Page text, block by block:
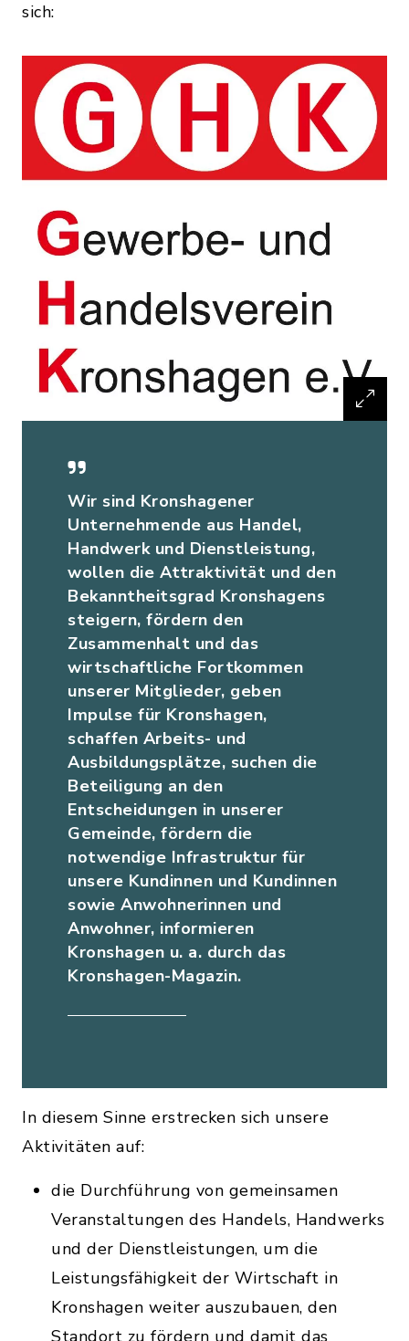
sich:
Wir sind Kronshagener
Unternehmende aus Handel,
Handwerk und Dienstleistung,
wollen die Attraktivität und den
Bekanntheitsgrad Kronshagens
steigern, fördern den
Zusammenhalt und das
wirtschaftliche Fortkommen
unserer Mitglieder, geben
Impulse für Kronshagen,
schaffen Arbeits- und
Ausbildungsplätze, suchen die
Beteiligung an den
Entscheidungen in unserer
Gemeinde, fördern die
notwendige Infrastruktur für
unsere Kundinnen und Kundinnen
sowie Anwohnerinnen und
Anwohner, informieren
Kronshagen u. a. durch das
Kronshagen-Magazin.
In diesem Sinne erstrecken sich unsere
Aktivitäten auf:
die Durchführung von gemeinsamen
Veranstaltungen des Handels, Handwerks
und der Dienstleistungen, um die
Leistungsfähigkeit der Wirtschaft in
Kronshagen weiter auszubauen, den
Standort zu fördern und damit das